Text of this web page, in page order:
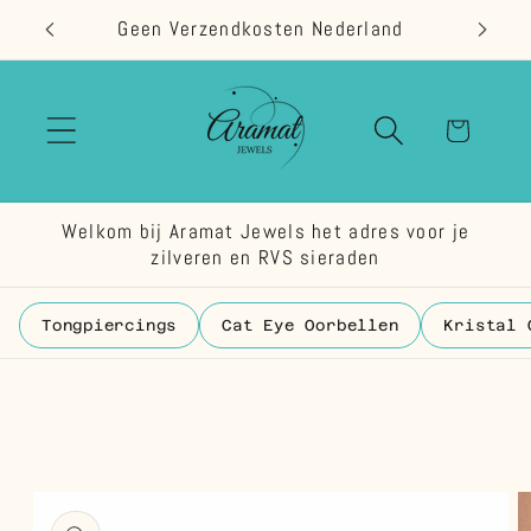
naar de
content
Geen Verzendkosten Nederland
Welkom bij Aramat Jewels het adres voor je
zilveren en RVS sieraden
Tongpiercings Cat Eye Oorbellen Kristal
direct naar